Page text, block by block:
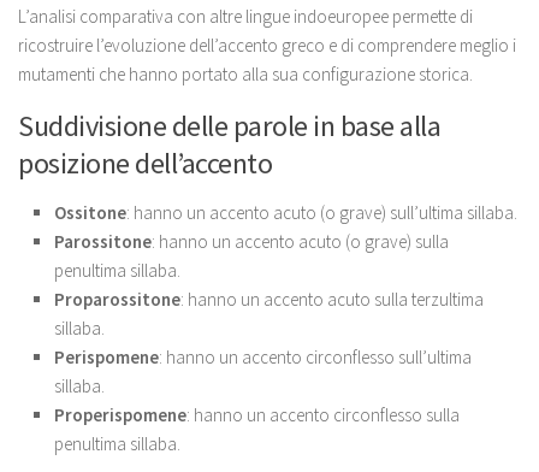
L’analisi comparativa con altre lingue indoeuropee permette di
ricostruire l’evoluzione dell’accento greco e di comprendere meglio i
mutamenti che hanno portato alla sua configurazione storica.
Suddivisione delle parole in base alla
posizione dell’accento
Ossitone: hanno un accento acuto (o grave) sull’ultima sillaba.
Parossitone: hanno un accento acuto (o grave) sulla
penultima sillaba.
Proparossitone: hanno un accento acuto sulla terzultima
sillaba.
Perispomene: hanno un accento circonflesso sull’ultima
sillaba.
Properispomene: hanno un accento circonflesso sulla
penultima sillaba.